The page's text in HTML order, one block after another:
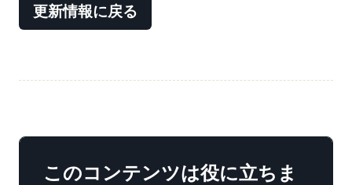
更新情報に戻る
このコンテンツは役に立ちま